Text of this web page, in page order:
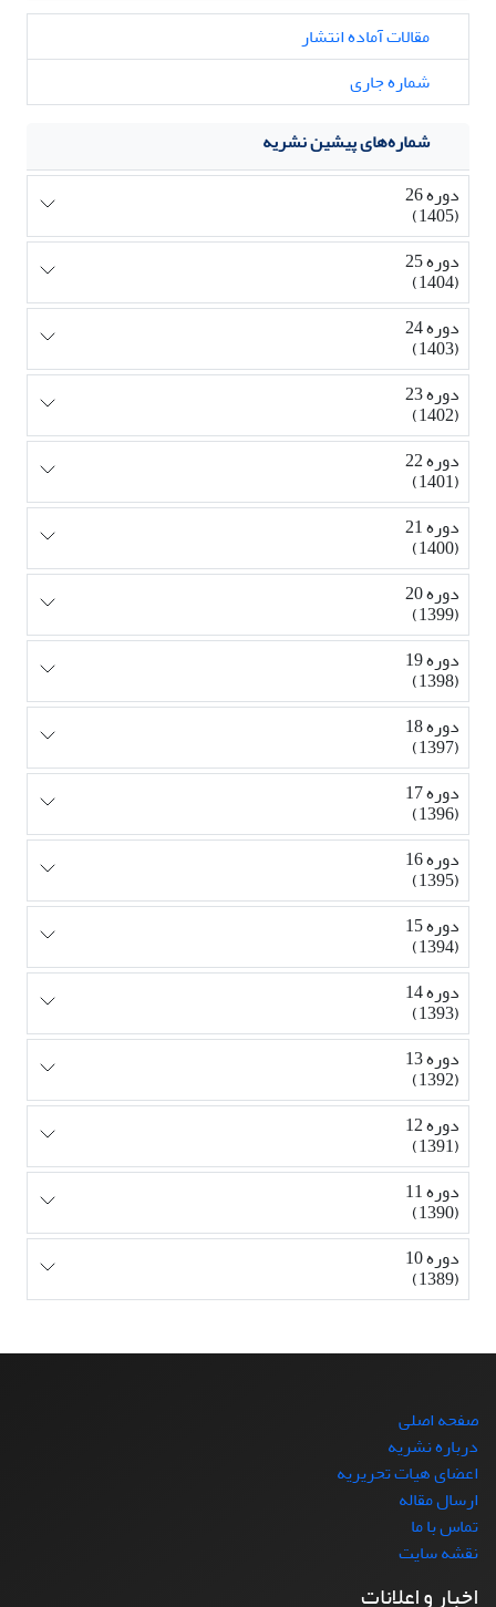
مقالات آماده انتشار
شماره جاری
شماره‌های پیشین نشریه
دوره 26
(1405)
دوره 25
(1404)
دوره 24
(1403)
دوره 23
(1402)
دوره 22
(1401)
دوره 21
(1400)
دوره 20
(1399)
دوره 19
(1398)
دوره 18
(1397)
دوره 17
(1396)
دوره 16
(1395)
دوره 15
(1394)
دوره 14
(1393)
دوره 13
(1392)
دوره 12
(1391)
دوره 11
(1390)
دوره 10
(1389)
صفحه اصلی
درباره نشریه
اعضای هیات تحریریه
ارسال مقاله
تماس با ما
نقشه سایت
اخبار و اعلانات